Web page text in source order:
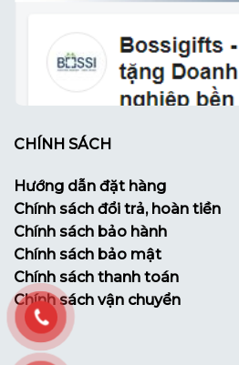
CHÍNH SÁCH
Hướng dẫn đặt hàng
Chính sách đổi trả, hoàn tiền
Chính sách bảo hành
Chính sách bảo mật
Chính sách thanh toán
Chính sách vận chuyển